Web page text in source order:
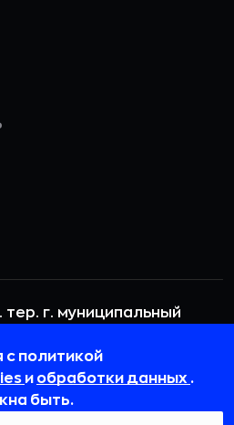
тер. г. муниципальный
с политикой
и обработки данных .
быть.